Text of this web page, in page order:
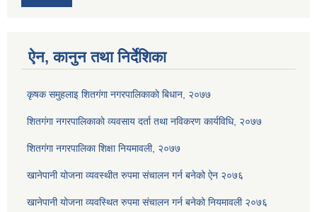
ऐन, कानुन तथा निर्देशिका
कृषक समुहलाइ शितग‌ंगा नगरपालिकाकाे बिधान, २०७७
शितगंगा नगरपालिकाकाे व्यवसाय दर्ता तथा नविकरण कार्यविधि, २०७७
शितगंगा नगरपालिका शिक्षा नियमावली, २०७७
खानेपानी योजना व्यवस्थीत रुपमा संचालन गर्न बनेको ऐन २०७६
खानेपानी योजना व्यवस्थित रुपमा संचालन गर्न बनेको नियमावली २०७६